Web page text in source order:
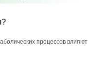
процессов влияют